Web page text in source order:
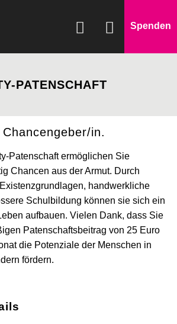
Spenden
PATENSCHAFT
in.
Patenschaft ermöglichen Sie
Chancen aus der Armut. Durch
handwerkliche
Schulbildung können sie sich ein
aufbauen. Vielen Dank, dass Sie
Patenschaftsbeitrag von 25 Euro
die Potenziale der Menschen in
fördern.